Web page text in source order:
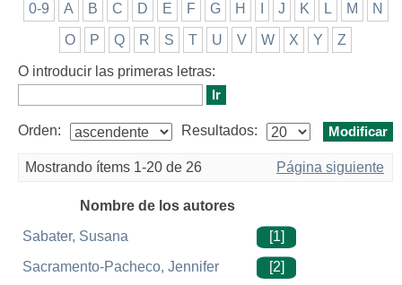
0-9 A B C D E F G H J K L M N
O P Q R S T U V W X Y Z
O introducir las primeras letras:
Orden: Resultados:
Mostrando ítems 1-20 de 26 Página siguiente
Nombre de los autores
Sabater, Susana
[1]
Sacramento-Pacheco, Jennifer
[2]